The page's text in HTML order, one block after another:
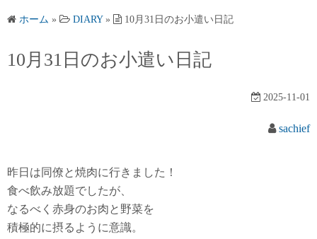
ッ
ホーム » DIARY» 10月31日のお小遣い日記
10月31日のお小遣い日記
2025-11-01
sachief
昨日は同僚と焼肉に行きました！
食べ飲み放題でしたが、
なるべく赤身のお肉と野菜を
積極的に摂るように意識。